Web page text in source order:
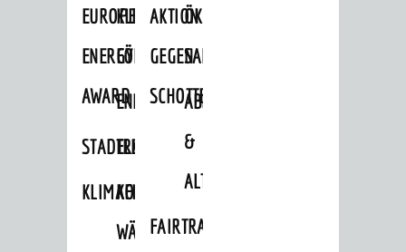
EUROPEAN
ENERGY
AWARD
KLIMASCHUTZ-
FÖRDERPROGRAMME
ENERGIEBERATUNG
STADTRADELN
ELEKTROMOBILITÄTSBERATUNG
KLIMAFITKOMMUNALE
WÄRMEPLANUNG
AKTION
GEGEN
SCHOTTERGÄRTEN
ÖKOLOGISCHE
SANIERUNG/WAIDSEE
ABFALL
&
ALTLASTEN
FAIRTRADE